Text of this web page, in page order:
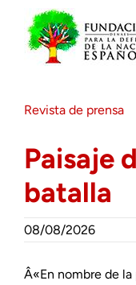
contenido
Actualidad
Actividades
Revista de prensa
Paisaje
batalla
08/08/2026
Â«En nombre de